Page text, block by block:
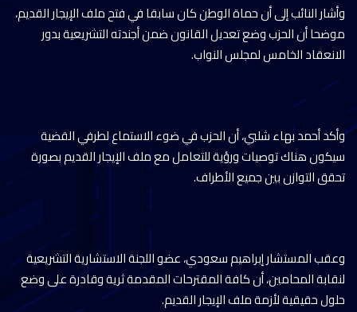
وأشار النائب إلى أن حماة الوطن كان سابقا في فتح ملف الإيجار القديم،
موضحا أن الحزب وضع تعديل القانون ضمن أجندته التشريعية بدور
الانعقاد الخامس لمجلس النواب.
وأكد أحمد بهاء شلبي، أن الحزب في ضوء الاستماع لطرفي القضية
سيكون هناك توصيات ورؤية للتعامل مع ملف الإيجار القديم بصورة
تحقق التوازن بين جميع الأطراف.
وعقب المستشار إبراهيم سعودي، عضو اللجنة الاستشارية التشريعية
لنقابة المحامين، أن كافة المقترحات المقدمة ثرية وقادرة على وضع
حلول حقيقية لأزمة ملف الإيجار القديم.